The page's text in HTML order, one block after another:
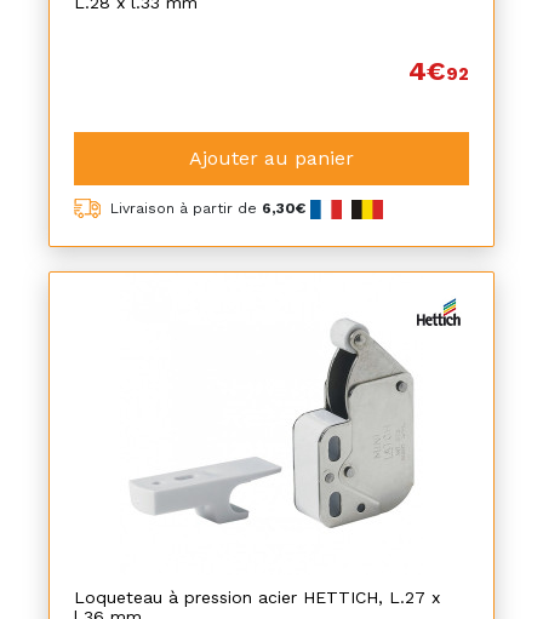
4€92
Ajouter au panier
Livraison à partir de 6,30€
Loqueteau à pression acier HETTICH, L.27 x